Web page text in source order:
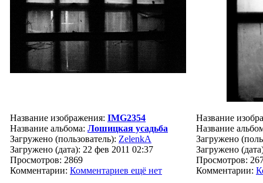
Название изображения: IMG2354
Название альбома: Лошицкая усадьба
Загружено (пользователь): ZelenkA
Загружено (дата): 22 фев 2011 02:37
Просмотров: 2869
Комментарии: Комментариев ещё нет
Название
Название
Загружено
Загружено
Просмотров:
Комментарии: